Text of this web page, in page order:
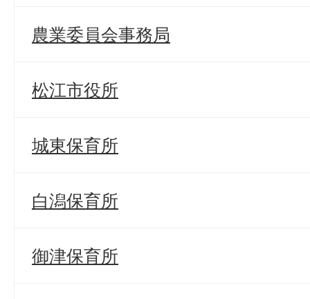
農業委員会事務局
松江市役所
城東保育所
白潟保育所
御津保育所